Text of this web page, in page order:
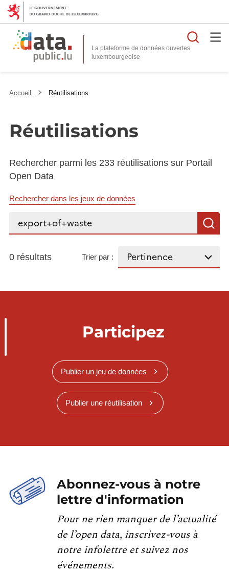
La plateforme de données ouvertes
Accueil Réutilisations
Réutilisations
Rechercher parmi les 233 réutilisations sur Portail
Open Data
Rechercher dans les jeux de données
Rechercher...
0 résultats Trier par :
Participez
Publier un jeu de données
Publier une réutilisation
Abonnez-vous à notre
lettre d'information
Pour ne rien manquer de l’actualité
de l’open data, inscrivez-vous à
notre infolettre et suivez nos
événements.